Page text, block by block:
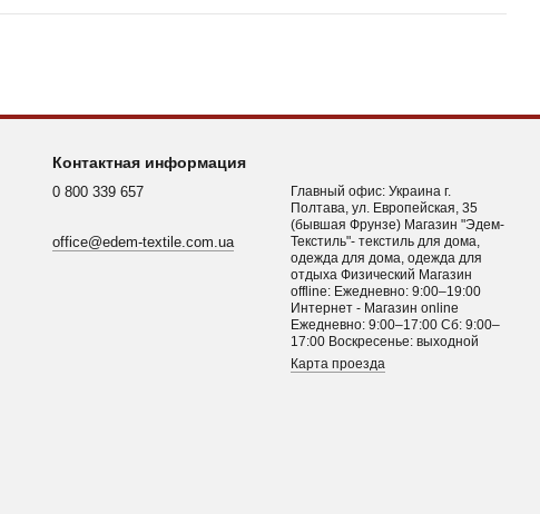
Контактная информация
0 800 339 657
office@edem-textile.com.ua
Главный офис: Украина г.
Полтава, ул. Европейская, 35
(бывшая Фрунзе) Магазин "Эдем-
Текстиль"- текстиль для дома,
одежда для дома, одежда для
отдыха Физический Магазин
offline: Ежедневно: 9:00–19:00
Интернет - Магазин online
Ежедневно: 9:00–17:00 Сб: 9:00–
17:00 Воскресенье: выходной
Карта проезда